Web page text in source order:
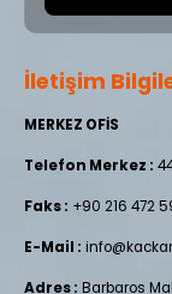
İletişim
MERKEZ OFİS
Telefon Merkez :
Faks : +90 216 472
E-Mail :
Adres : Barbaros